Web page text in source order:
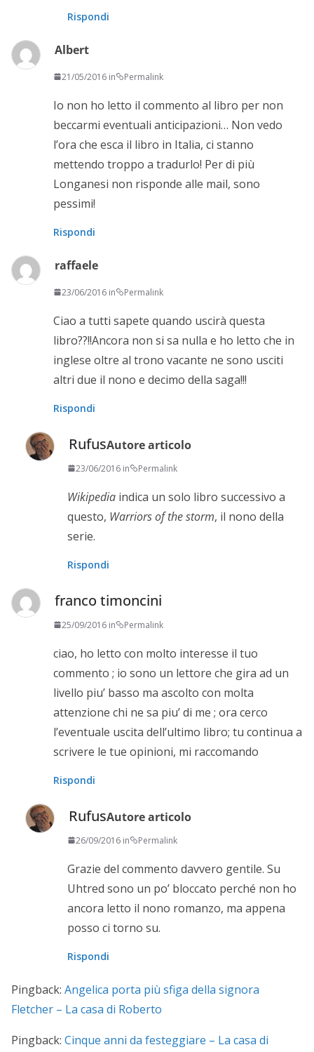
Rispondi
Albert
21/05/2016 in Permalink
Io non ho letto il commento al libro per non
beccarmi eventuali anticipazioni… Non vedo
l’ora che esca il libro in Italia, ci stanno
mettendo troppo a tradurlo! Per di più
Longanesi non risponde alle mail, sono
pessimi!
Rispondi
raffaele
23/06/2016 in Permalink
Ciao a tutti sapete quando uscirà questa
libro??!!Ancora non si sa nulla e ho letto che in
inglese oltre al trono vacante ne sono usciti
altri due il nono e decimo della saga!!!
Rispondi
RufusAutore articolo
23/06/2016 in Permalink
Wikipedia indica un solo libro successivo a
questo, Warriors of the storm, il nono della
serie.
Rispondi
franco timoncini
25/09/2016 in Permalink
ciao, ho letto con molto interesse il tuo
commento ; io sono un lettore che gira ad un
livello piu’ basso ma ascolto con molta
attenzione chi ne sa piu’ di me ; ora cerco
l’eventuale uscita dell’ultimo libro; tu continua a
scrivere le tue opinioni, mi raccomando
Rispondi
RufusAutore articolo
26/09/2016 in Permalink
Grazie del commento davvero gentile. Su
Uhtred sono un po’ bloccato perché non ho
ancora letto il nono romanzo, ma appena
posso ci torno su.
Rispondi
Pingback: Angelica porta più sfiga della signora
Fletcher – La casa di Roberto
Pingback: Cinque anni da festeggiare – La casa di